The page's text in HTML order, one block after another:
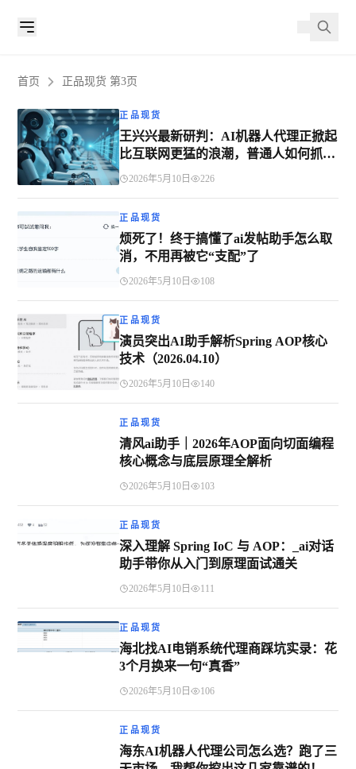
首页 正品现货 第3页
正品现货
王兴兴最新研判：AI机器人代理正掀起
比互联网更猛的浪潮，普通人如何抓住
这波红利？
2026年5月10日 226
正品现货
烦死了！终于搞懂了ai发帖助手怎么取
消，不用再被它“支配”了
2026年5月10日 108
正品现货
演员突出AI助手解析Spring AOP核心
技术（2026.04.10）
2026年5月10日 140
正品现货
清风ai助手｜2026年AOP面向切面编程
核心概念与底层原理全解析
2026年5月10日 103
正品现货
深入理解 Spring IoC 与 AOP：_ai对话
助手带你从入门到原理面试通关
2026年5月10日 111
正品现货
海北找AI电销系统代理商踩坑实录：花
3个月换来一句“真香”
2026年5月10日 106
正品现货
海东AI机器人代理公司怎么选？跑了三